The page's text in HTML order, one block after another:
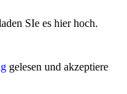
SIe es hier hoch.
gelesen und akzeptiere